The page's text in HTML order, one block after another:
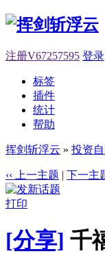
注册V67257595 登录
标签
插件
统计
帮助
挥剑斩浮云 » 投资
‹‹ 上一主题 | 下一主
打印
[分享] 千